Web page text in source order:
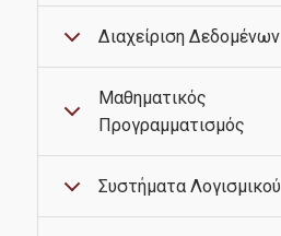
Έρευνα
Διπλωματικές
Ερευνητικά
Διαχείριση Δεδομένων
Mαθηματικός
Προγραμματισμός
Συστήματα Λογισμικού